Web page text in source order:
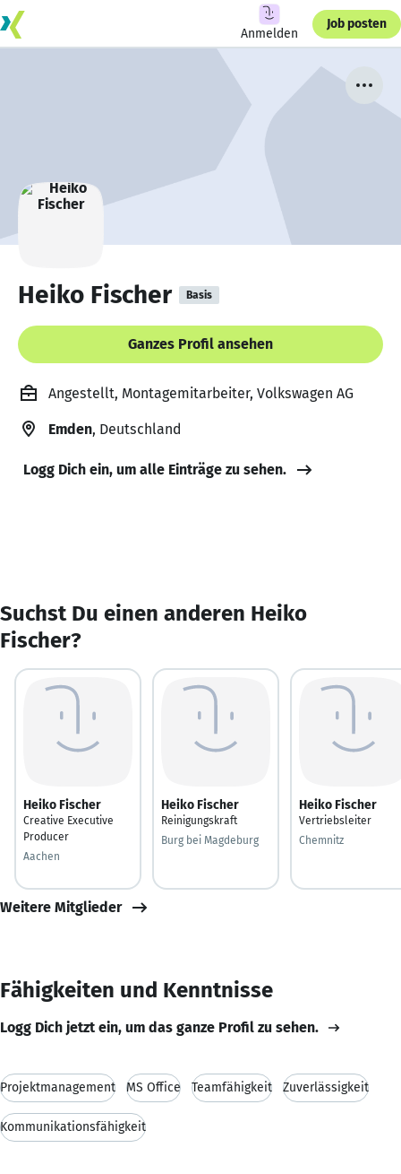
Anmelden
Job posten
Heiko Fischer Basis
Ganzes Profil ansehen
Angestellt, Montagemitarbeiter, Volkswagen AG
Emden, Deutschland
Logg Dich ein, um alle Einträge zu sehen.
Suchst Du einen anderen Heiko
Fischer?
Heiko Fischer
Creative Executive
Producer
Aachen
Heiko Fischer
Reinigungskraft
Burg bei Magdeburg
Heiko Fischer
Vertriebsleiter
Chemnitz
Weitere Mitglieder
Fähigkeiten und Kenntnisse
Logg Dich jetzt ein, um das ganze Profil zu sehen.
Projektmanagement MS Office Teamfähigkeit Zuverlässigkeit
Kommunikationsfähigkeit